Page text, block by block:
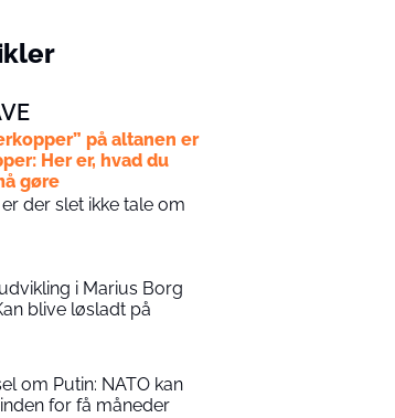
på altanen er
Her er, hvad du
gøre
der slet ikke tale om
i Marius Borg
blive løsladt på
om Putin: NATO kan
for få måneder